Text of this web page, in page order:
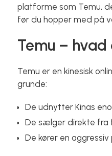
platforme som Temu,
før du hopper med på
Temu –
Temu er en kinesisk
grunde:
De udnytter Kinas
De sælger direkte fra
De kører en